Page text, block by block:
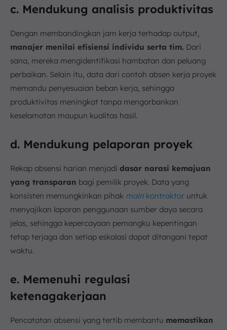
c. Mendukung analisis produktivitas
Dengan membandingkan jam kerja terhadap output,
manajer menilai efisiensi individu serta tim. Dari
sana, mereka mengidentifikasi hambatan dan peluang
perbaikan. Selain itu, data dari contoh absen kerja proyek
memandu penyesuaian beban kerja, sehingga
produktivitas meningkat tanpa mengorbankan
keselamatan maupun kualitas hasil.
d. Mendukung pelaporan proyek
Rekap absensi harian menjadi dasar narasi kemajuan
yang transparan bagi pemilik proyek. Data yang
konsisten memungkinkan pihak main kontraktor untuk
menyajikan laporan penggunaan sumber daya secara
jelas, sehingga kepercayaan pemangku kepentingan
tetap terjaga dan setiap eskalasi dapat ditangani tepat
waktu.
e. Memenuhi regulasi
ketenagakerjaan
Pencatatan absensi yang tertib membantu memastikan